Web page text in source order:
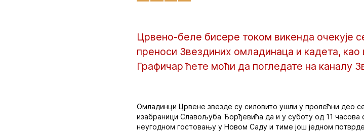
Црвено-беле бисере током викенда очекује
преноси Звездиних омладинаца и кадета,
Графичар ћете моћи да погледате на каналу
Омладинци Црвене звезде су силовито ушли у пролећни део
изабраници Славољуба Ђорђевића да и у суботу од 11 часова
неугодном гостовању у Новом Саду и тиме још једном